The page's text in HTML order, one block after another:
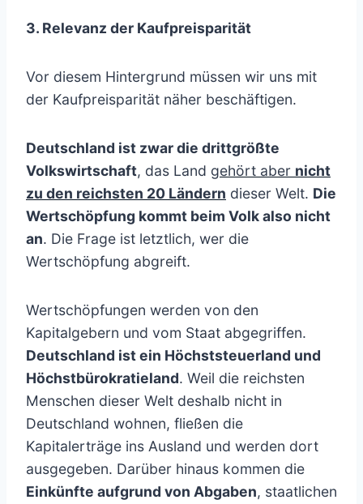
3. Relevanz der Kaufpreisparität
Vor diesem Hintergrund müssen wir uns mit
der Kaufpreisparität näher beschäftigen.
Deutschland ist zwar die drittgrößte
Volkswirtschaft, das Land gehört aber nicht
zu den reichsten 20 Ländern dieser Welt. Die
Wertschöpfung kommt beim Volk also nicht
an. Die Frage ist letztlich, wer die
Wertschöpfung abgreift.
Wertschöpfungen werden von den
Kapitalgebern und vom Staat abgegriffen.
Deutschland ist ein Höchststeuerland und
Höchstbürokratieland. Weil die reichsten
Menschen dieser Welt deshalb nicht in
Deutschland wohnen, fließen die
Kapitalerträge ins Ausland und werden dort
ausgegeben. Darüber hinaus kommen die
Einkünfte aufgrund von Abgaben, staatlichen